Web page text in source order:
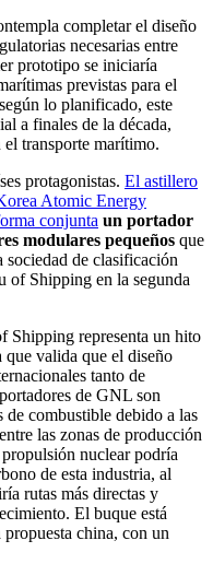
completar el diseño
necesarias entre
prototipo se iniciaría
previstas para el
lo planificado, este
a finales de la década,
transporte marítimo.
protagonistas. El astillero
Atomic Energy
conjunta un portador
modulares pequeños que
de clasificación
of Shipping en la segunda
Shipping representa un hito
valida que el diseño
tanto de
de GNL son
de combustible debido a las
las zonas de producción
nuclear podría
de esta industria, al
rutas más directas y
El buque está
china, con un